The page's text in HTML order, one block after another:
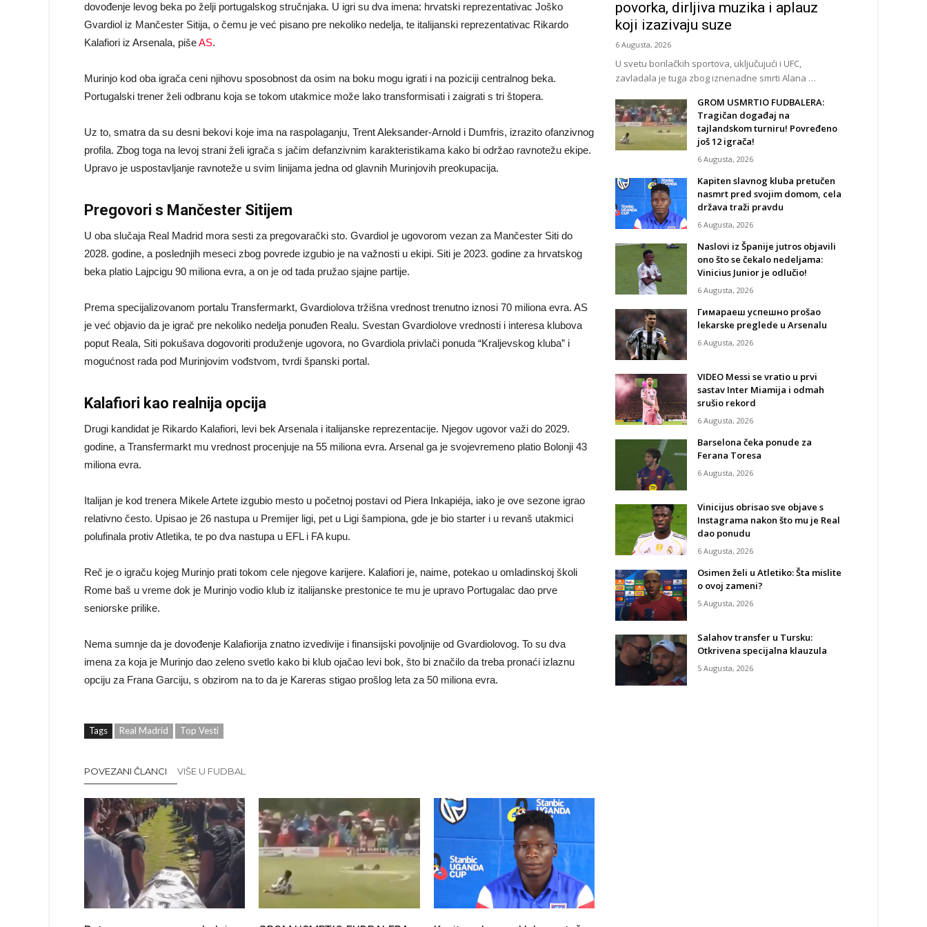
dovođenje levog beka po želji portugalskog stručnjaka. U igri su dva imena: hrvatski reprezentativac Joško
Gvardiol iz Mančester Sitija, o čemu je već pisano pre nekoliko nedelja, te italijanski reprezentativac Rikardo
Kalafiori iz Arsenala, pišeAS.
Murinjo kod oba igrača ceni njihovu sposobnost da osim na boku mogu igrati i na poziciji centralnog beka.
Portugalski trener želi odbranu koja se tokom utakmice može lako transformisati i zaigrati s tri štopera.
Uz to, smatra da su desni bekovi koje ima na raspolaganju, Trent Aleksander-Arnold i Dumfris, izrazito ofanzivnog
profila. Zbog toga na levoj strani želi igrača s jačim defanzivnim karakteristikama kako bi održao ravnotežu ekipe.
Upravo je uspostavljanje ravnoteže u svim linijama jedna od glavnih Murinjovih preokupacija.
Pregovori s Mančester Sitijem
U oba slučaja Real Madrid mora sesti za pregovarački sto. Gvardiol je ugovorom vezan za Mančester Siti do
2028. godine, a poslednjih meseci zbog povrede izgubio je na važnosti u ekipi. Siti je 2023. godine za hrvatskog
beka platio Lajpcigu 90 miliona evra, a on je od tada pružao sjajne partije.
Prema specijalizovanom portalu Transfermarkt, Gvardiolova tržišna vrednost trenutno iznosi 70 miliona evra. AS
je već objavio da je igrač pre nekoliko nedelja ponuđen Realu. Svestan Gvardiolove vrednosti i interesa klubova
poput Reala, Siti pokušava dogovoriti produženje ugovora, no Gvardiola privlači ponuda “Kraljevskog kluba” i
mogućnost rada pod Murinjovim vođstvom, tvrdi španski portal.
Kalafiori kao realnija opcija
Drugi kandidat je Rikardo Kalafiori, levi bek Arsenala i italijanske reprezentacije. Njegov ugovor važi do 2029.
godine, a Transfermarkt mu vrednost procenjuje na 55 miliona evra. Arsenal ga je svojevremeno platio Bolonji 43
miliona evra.
Italijan je kod trenera Mikele Artete izgubio mesto u početnoj postavi od Piera Inkapiéja, iako je ove sezone igrao
relativno često. Upisao je 26 nastupa u Premijer ligi, pet u Ligi šampiona, gde je bio starter i u revanš utakmici
polufinala protiv Atletika, te po dva nastupa u EFL i FA kupu.
Reč je o igraču kojeg Murinjo prati tokom cele njegove karijere. Kalafiori je, naime, potekao u omladinskoj školi
Rome baš u vreme dok je Murinjo vodio klub iz italijanske prestonice te mu je upravo Portugalac dao prve
seniorske prilike.
Nema sumnje da je dovođenje Kalafiorija znatno izvedivije i finansijski povoljnije od Gvardiolovog. To su dva
imena za koja je Murinjo dao zeleno svetlo kako bi klub ojačao levi bok, što bi značilo da treba pronaći izlaznu
opciju za Frana Garciju, s obzirom na to da je Kareras stigao prošlog leta za 50 miliona evra.
Tags Real Madrid Top Vesti
POVEZANI ČLANCI VIŠE U FUDBAL
povorka, dirljiva muzika i aplauz
koji izazivaju suze
6 Augusta, 2026
U svetu borilačkih sportova, uključujući i UFC,
zavladala je tuga zbog iznenadne smrti Alana …
GROM USMRTIO FUDBALERA:
Tragičan događaj na
tajlandskom turniru! Povređeno
još 12 igrača!
6 Augusta, 2026
Kapiten slavnog kluba pretučen
nasmrt pred svojim domom, cela
država traži pravdu
6 Augusta, 2026
Naslovi iz Španije jutros objavili
ono što se čekalo nedeljama:
Vinicius Junior je odlučio!
6 Augusta, 2026
Гимараеш успешно prošao
lekarske preglede u Arsenalu
6 Augusta, 2026
VIDEO Messi se vratio u prvi
sastav Inter Miamija i odmah
srušio rekord
6 Augusta, 2026
Barselona čeka ponude za
Ferana Toresa
6 Augusta, 2026
Vinicijus obrisao sve objave s
Instagrama nakon što mu je Real
dao ponudu
6 Augusta, 2026
Osimen želi u Atletiko: Šta mislite
o ovoj zameni?
5 Augusta, 2026
Salahov transfer u Tursku:
Otkrivena specijalna klauzula
5 Augusta, 2026